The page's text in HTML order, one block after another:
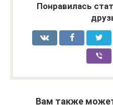
Понравилась
Вам также